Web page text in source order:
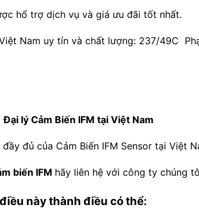
hổ trợ dịch vụ và giá ưu đãi tốt nhất.
Nam uy tín và chất lượng: 237/49C
Đại lý Cảm Biến IFM tại Việt Nam
đủ của Cảm Biến IFM Sensor tại Việt
biến IFM hãy liên hệ với công ty chúng
này thành điều có thể: